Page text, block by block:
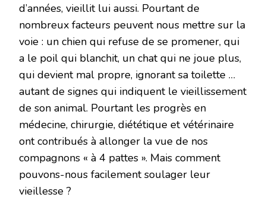
d’années, vieillit lui aussi. Pourtant de
nombreux facteurs peuvent nous mettre sur la
voie : un chien qui refuse de se promener, qui
a le poil qui blanchit, un chat qui ne joue plus,
qui devient mal propre, ignorant sa toilette …
autant de signes qui indiquent le vieillissement
de son animal. Pourtant les progrès en
médecine, chirurgie, diététique et vétérinaire
ont contribués à allonger la vue de nos
compagnons « à 4 pattes ». Mais comment
pouvons-nous facilement soulager leur
vieillesse ?